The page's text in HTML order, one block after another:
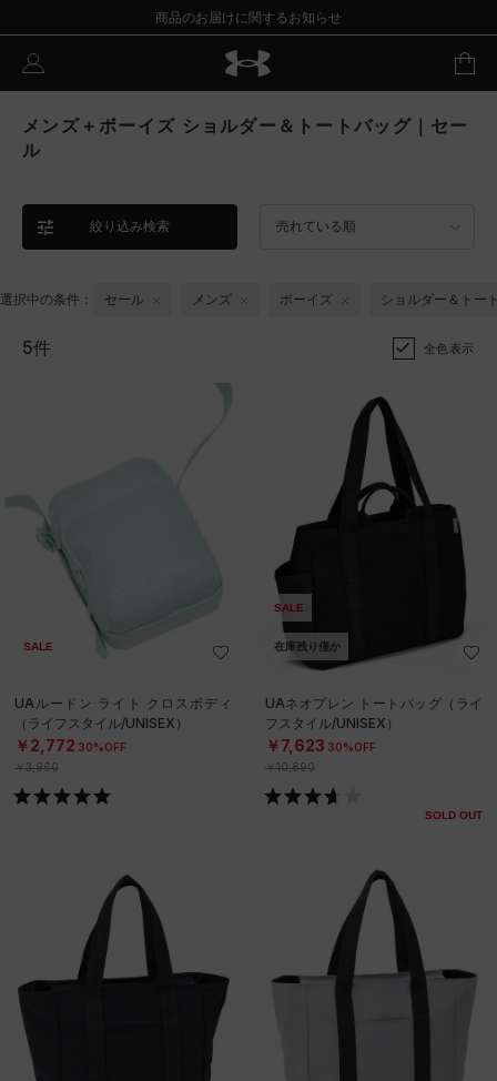
商品のお届けに関するお知らせ
メンズ＋ボーイズ ショルダー＆トートバッグ｜セー
ル
絞り込み検索 売れている順
選択中の条件： セール メンズ ボーイズ ショルダー＆トー
5件 全色表示
SALE
UAルードン ライト クロスボディ
（ライフスタイル/UNISEX）
￥2,772 30%OFF
￥3,960
SALE
在庫残り僅か
UAネオプレン トートバッグ（ライ
フスタイル/UNISEX）
￥7,623 30%OFF
￥10,890
SOLD OUT